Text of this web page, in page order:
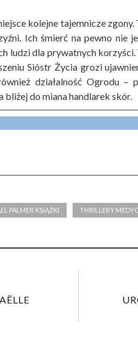
kolejne tajemnicze
Ich śmierć na pewno nie
ludzi dla prywatnych
Sióstr Życia grozi
działalność Ogrodu
bliżej do miana handlarek skór.
PALMER KSIĄŻKI THRILLERY